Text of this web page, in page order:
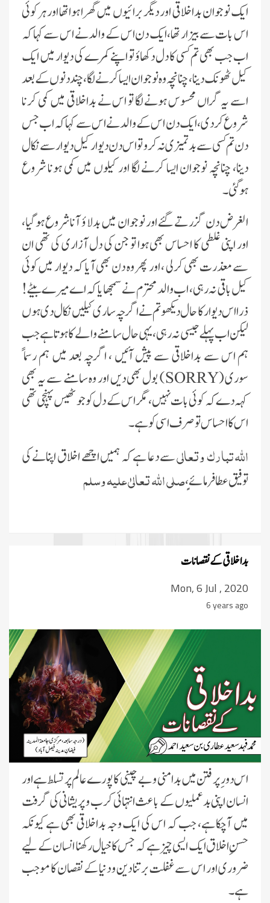
اىک نوجوان بداخلاقى اور دىگر برائىوں مىں گھرا ہواتھا اور ہر کوئى
اس بات سے بىزار تھا، اىک دن اس کے والد نے اس سے کہا کہ
اب جب بھى تم کسى کا دل دکھاؤ تو اپنے کمرے کى دىوار مىں اىک
کىل ٹھونک دىنا، چنانچہ وہ نوجوان اىسا کرنے لگا، چند دنوں کے بعد
اسے ىہ گراں محسوس ہونے لگا تو اس نے بداخلاقى مىں کمى کرنا
شروع کردى، اىک دن اس کے والد نے اس سے کہا کہ اب جس
دن تم کسى سے بدتمىزى نہ کرو تو اس دن دىوار کىل دىوار سے نکال
دىنا،چنانچہ نوجوان اىسا کرنے لگا اور کىلوں مىں کمى ہونا شروع
ہوگئى۔
الغرض دن گزرتے گئے اور نوجوان مىں بدلا ؤ آناشروع ہوگىا،
اور اپنى غلطى کا احساس بھى ہوا تو جن کى دل آزارى کى تھى ان
سے معذرت بھى کرلى ، اور پھر وہ دن بھى آىا کہ دىوار مىں کوئى
کىل باقى نہ رہى، اب والد محترم نے سمجھاىا کہ اے مىرے بىٹے!
ذرا اس دىوار کا حال دىکھو تم نے اگرچہ سارى کىلىں نکال دى ہوں
لىکن اب پہلے جىسى نہ رہى،ىہى حال سامنے والے کا ہوتا ہے جب
ہم اس سے بداخلاقى سے پىش آئىں ، اگرچہ بعد مىں ہم رسما ً
سورى(SORRY)بول بھى دىں اور وہ سامنے سے ىہ بھى
کہہ دے کہ کوئى بات نہىں، مگر اس کے دل کو جو ٹھىس پہنچى تھى
اس کا احساس تو صرف اسی کو ہے۔
اللہ تبارک وتعالىسے دعا ہے کہ ہمىں اچھے اخلاق اپنانے کى
توفىق عطا فرمائے،صلى اللہ تعالىٰ علیہ وسلم
بداخلاقى کے نقصانات
Mon, 6 Jul , 2020
6 years ago
اس دور ِ پرفتن مىں بدامنى و بے چىنى کاپورے عالم پر تسلط ہے اور
انسان اپنى بدعملىوں کے باعث انتہائى کرب و پرىشانى کى گرفت
میں آچکا ہے، جب کہ اس کى اىک وجہ بداخلاقى بھى ہے کىونکہ
حسنِ اخلاق اىک اىسى چىز ہے کہ جس کا خىال رکھنا انسان کے لىے
ضرورى اور اس سے غفلت برتنا دىن و دنىا کے نقصان کا موجب
ہے۔